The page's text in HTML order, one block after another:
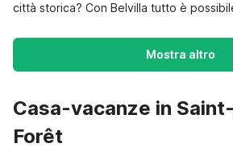
città storica? Con Belvilla tutto è
Mostra altro
Casa-vacanze in
Forêt